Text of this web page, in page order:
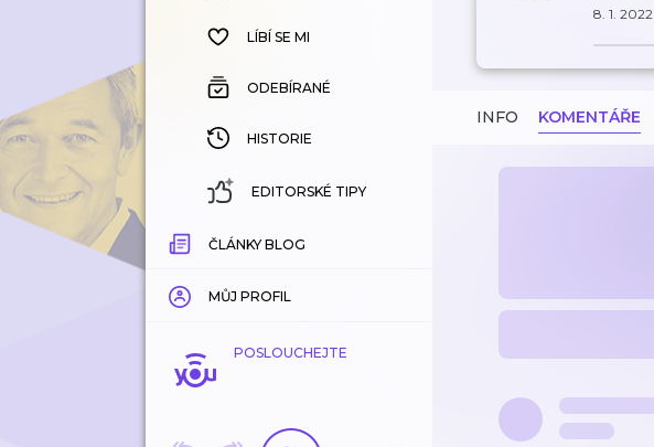
HISTORIE
LÍBÍ SE MI
ODEBÍRANÉ
HISTORIE
EDITORSKÉ TIPY
ČLÁNKY BLOG
MŮJ PROFIL
POSLOUCHEJTE
8. 1. 2022
INFO KOMENTÁŘE